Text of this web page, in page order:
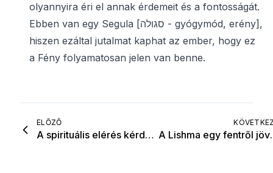
olyannyira éri el annak érdemeit és a fontosságát.
Ebben van egy Segula [סגולה - gyógymód, erény],
hiszen ezáltal jutalmat kaphat az ember, hogy ez
a Fény folyamatosan jelen van benne.
ELŐZŐ
A spirituális elérés kérdése A Lishma egy